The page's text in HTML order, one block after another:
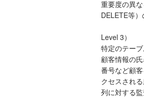
重要度の異
DELETE等）
Level 3）
特定のテー
顧客情報の
番号など顧
クセスされ
列に対する監